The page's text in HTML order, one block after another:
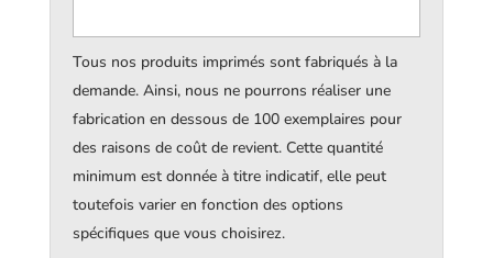
Tous nos produits imprimés sont fabriqués à la
demande. Ainsi, nous ne pourrons réaliser une
fabrication en dessous de 100 exemplaires pour
des raisons de coût de revient. Cette quantité
minimum est donnée à titre indicatif, elle peut
toutefois varier en fonction des options
spécifiques que vous choisirez.